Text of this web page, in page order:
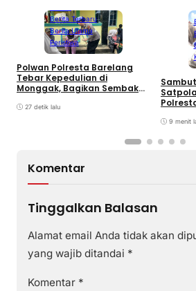
Berita Terbaru
Berita Utama
Peristiwa
Polwan Polresta Barelang
Tebar Kepedulian di
Monggak, Bagikan Sembako
27 detik lalu
Sambut
Putih
9 menit
Komentar
Tinggalkan Balasan
Alamat email Anda tidak akan
yang wajib ditandai *
Komentar *